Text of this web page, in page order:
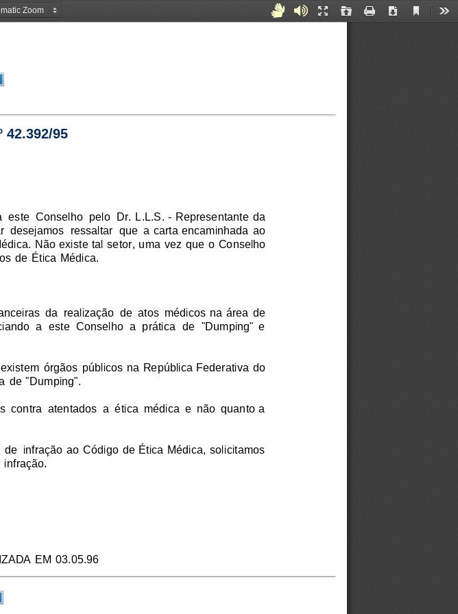
Acessibilidade
Áudiodescrição
Presentation
Open Print Download
Current
42.392/95
Conselho  pelo  Dr.  L.L.S.  -  Representante  da
ressaltar  que  a  carta  encaminhada  ao
Não existe tal setor, uma vez que o Conselho
de Ética Médica.
da  realização  de  atos  médicos  na  área  de
a  este  Conselho  a  prática  de  "Dumping"  e
órgãos  públicos  na  República  Federativa  do
de "Dumping".
contra  atentados  a  ética  médica  e  não  quanto  a
infração  ao  Código  de  Ética  Médica,  solicitamos
EM 03.05.96